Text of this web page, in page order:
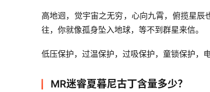
高地迥，觉宇宙之无穷，心向九霄，俯揽星
往，你就像孤身坠入地球，等不到群星来信。
低压保护，过温保护，过吸保护，童锁保护，
MR迷睿夏暮尼古丁含量多少？